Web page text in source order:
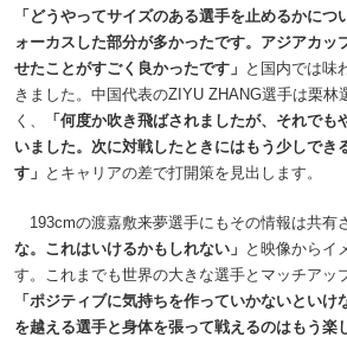
「どうやってサイズのある選手を止めるかにつ
ォーカスした部分が多かったです。アジアカッ
せたことがすごく良かったです」 と国内では味
きました。中国代表のZIYU ZHANG選手は栗林
く、
「何度か吹き飛ばされましたが、それで
いました。次に対戦したときにはもう少しでき
す」 とキャリアの差で打開策を見出します。
193cmの渡嘉敷来夢選手にもその情報は共有
な。これはいけるかもしれない」 と映像からイ
す。これまでも世界の大きな選手とマッチアッ
「ポジティブに気持ちを作っていかないとい
を越える選手と身体を張って戦えるのはもう楽